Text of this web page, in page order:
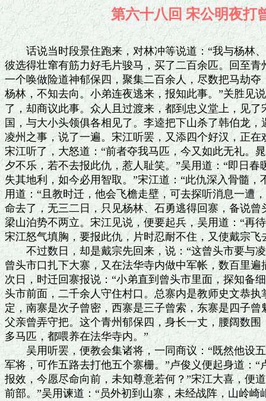
第六十八回 宋公明
话说当时段景住跑来，对林冲等说道：“我与杨林、
彼选得壮窜有筋力好毛片骏马，买了二百余匹。回至
一个唤做险道神郁保四，聚集二百余人，尽数把马劫
杨林，不知去向。小弟连夜逃来，报知此事。”关胜见
了，却商议此事。众人且过渡来，都到忠义堂上，见
国，与大小头领俱各相见了。李逵把下山杀了韩伯龙
凌州之事，说了一遍。宋江听罢，又添四个好汉，正
宋江听了，大怒道：“前者夺我马匹，今又如此无礼。
夕不乐，若不去报此仇，惹人耻笑。”吴用道：“即日
失其地利，如今必用智取。”宋江道：“此仇深入骨髓，
用道：“且教时迁，他会飞檐走壁，可去探听消息一遭
命去了，无三二日，只见杨林、石勇逃得回寨，备说
梁山泊势不两立。宋江见说，便要起兵，吴用道：“再
宋江怒气填胸，要报此仇，片时忍耐不住，又使戴宗飞
不过数日，却是戴宗先回来，说：“这曾头市要与凌
曾头市口扎下大寨，又在法华寺内做中军帐，数百里遍
次日，时迁回寨报说：“小弟直到曾头市里面，探知备
头市前面，二千余人守住村口。总寨内是教师史文恭
定，南寨是次子曾密，西寨是三子曾索，东寨是四子
父亲曾弄守把。这个青州郁保四，身长一丈，腰阔数
多马匹，都喂养在法华寺内。”
吴用听罢，便教会集诸将，一同商议：“既然他设五
军将，可作五路去打他五个寨栅。”卢俊义便起身道：“
报效，今愿尽命向前，未知尊意若何？”宋江大喜，便
前部。”吴用谏道：“员外初到山寨，未经战阵，山岭崎